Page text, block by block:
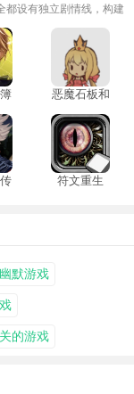
都设有独立剧情线，构建
与任务不断提升能力与
恶魔石板和
移植版
符文重生
默游戏
的游戏